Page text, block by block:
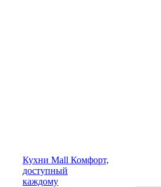
Кухни Mall Комфорт,
доступный
каждому